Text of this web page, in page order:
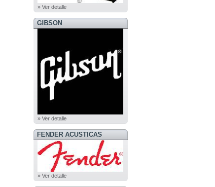
» Ver detalle
GIBSON
» Ver detalle
FENDER ACUSTICAS
» Ver detalle